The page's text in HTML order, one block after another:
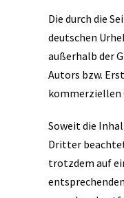
Die durch die
deutschen
außerhalb der
Autors bzw.
kommerziellen
Soweit die
Dritter
trotzdem auf